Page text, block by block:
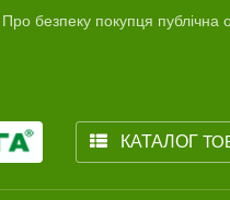
Про безпеку покупця публічна
КАТАЛОГ